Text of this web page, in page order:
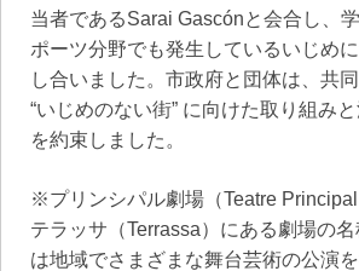
当者であるSarai Gascónと会合し、
ポーツ分野でも発生しているいじめ
し合いました。市政府と団体は、共
“いじめのない街” に向けた取り組み
を約束しました。
※プリンシパル劇場（Teatre
テラッサ（Terrassa）にある劇場の
は地域でさまざまな舞台芸術の公演